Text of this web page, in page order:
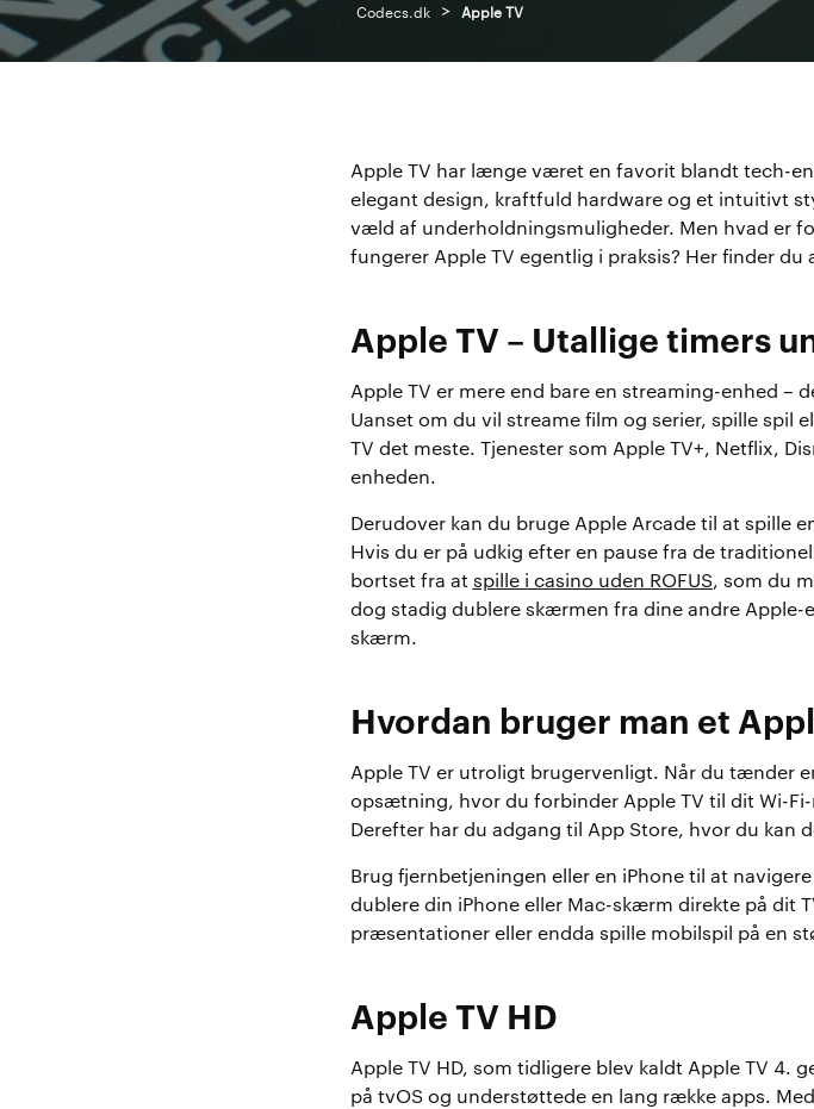
Codecs.dk > Apple TV
Apple TV har længe været en favorit blandt tech-
elegant design, kraftfuld hardware og et intuitivt
væld af underholdningsmuligheder. Men hvad er
fungerer Apple TV egentlig i praksis? Her finder du
Apple TV – Utallige timers
Apple TV er mere end bare en streaming-enhed –
Uanset om du vil streame film og serier, spille spil
TV det meste. Tjenester som Apple TV+, Netflix,
enheden.
Derudover kan du bruge Apple Arcade til at spille
Hvis du er på udkig efter en pause fra de
bortset fra at spille i casino uden ROFUS, som du
dog stadig dublere skærmen fra dine andre Apple-
skærm.
Hvordan bruger man et
Apple TV er utroligt brugervenligt. Når du tænder
opsætning, hvor du forbinder Apple TV til dit Wi-
Derefter har du adgang til App Store, hvor du kan
Brug fjernbetjeningen eller en iPhone til at
dublere din iPhone eller Mac-skærm direkte på dit
præsentationer eller endda spille mobilspil på en
Apple TV HD
Apple TV HD, som tidligere blev kaldt Apple TV 4.
på tvOS og understøttede en lang række apps.